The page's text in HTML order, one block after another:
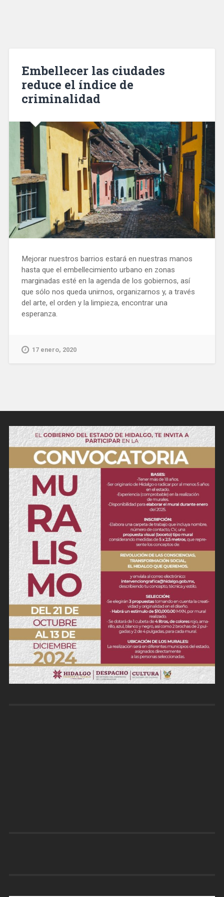
Embellecer las ciudades
reduce el índice de
criminalidad
Mejorar nuestros barrios estará en nuestras manos
hasta que el embellecimiento urbano en zonas
marginadas esté en la agenda de los gobiernos, así
que sólo nos queda unirnos, organizarnos y, a través
del arte, el orden y la limpieza, encontrar una
esperanza.
17 enero, 2020